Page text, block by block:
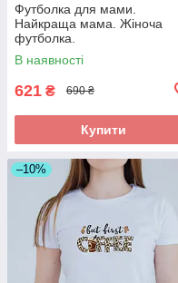
Футболка для мами.
Найкраща мама. Жіноча
футболка.
В наявності
621 ₴ 690 ₴
Купити
–10%